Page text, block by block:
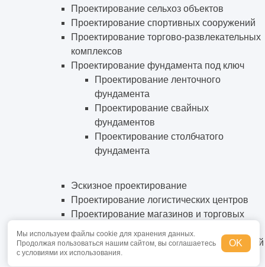
Мы используем файлы cookie для хранения данных.
Продолжая пользоваться нашим сайтом, вы соглашаетесь
с условиями их использования.
OK
Проектирование сельхоз объектов
Проектирование спортивных сооружений
Проектирование торгово-развлекательных
комплексов
Проектирование фундамента под ключ
Проектирование ленточного
фундамента
Проектирование свайных
фундаментов
Проектирование столбчатого
фундамента
Эскизное проектирование
Проектирование логистических центров
Проектирование магазинов и торговых
центров
Проектирование производственных зданий
Проектирование реконструкции зданий